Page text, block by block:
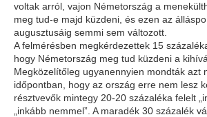
voltak arról, vajon Németország a
meg tud-e majd küzdeni, és ezen az
augusztusáig semmi sem változott.
A felmérésben megkérdezettek 15
hogy Németország meg tud küzdeni a
Megközelítőleg ugyanennyien mondták azt
időpontban, hogy az ország erre nem lesz
résztvevők mintegy 20-20 százaléka felelt
„inkább nemmel”. A maradék 30 százalék